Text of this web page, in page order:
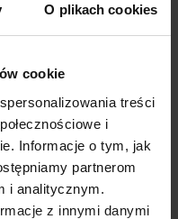
O plikach cookies
cookie
treści
i
Informacje o tym, jak
partnerom
i analitycznym.
z innymi danymi
posiadają
wełny z Nowej
oraz
dla tych, którzy
To uzupełnienie
jak i naturalnych,